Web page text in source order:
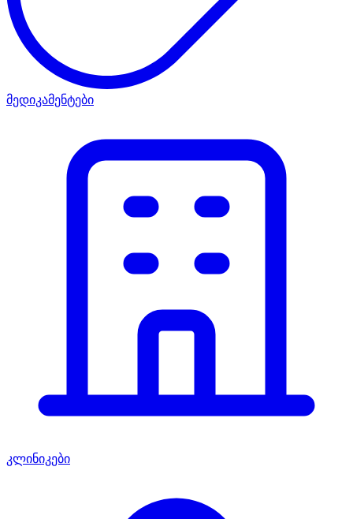
მედიკამენტები
კლინიკები